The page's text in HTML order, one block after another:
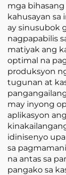
mga
kahusayan sa
ay sinusubok
nagpapabilis
matiyak ang
optimal na
produksyon
tugunan at
may inyong
aplikasyon
idinisenyo
sa
na antas sa
pangako sa